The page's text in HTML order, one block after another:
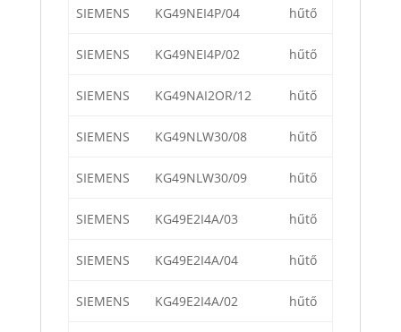
SIEMENS KG49NEI4P/04 hűtő
SIEMENS KG49NEI4P/02 hűtő
SIEMENS KG49NAI2OR/12 hűtő
SIEMENS KG49NLW30/08 hűtő
SIEMENS KG49NLW30/09 hűtő
SIEMENS KG49E2I4A/03 hűtő
SIEMENS KG49E2I4A/04 hűtő
SIEMENS KG49E2I4A/02 hűtő